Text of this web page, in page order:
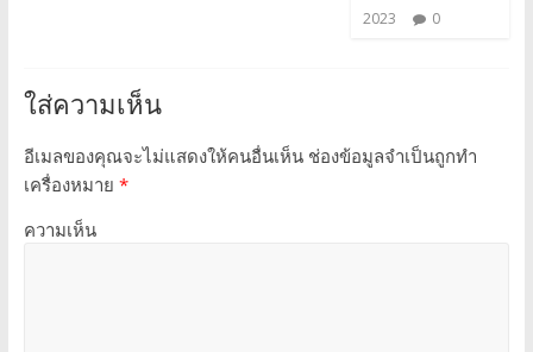
2023
0
ใส่ความเห็น
อีเมลของคุณจะไม่แสดงให้คนอื่นเห็นช่องข้อมูลจำเป็นถูกทำ
เครื่องหมาย *
ความเห็น